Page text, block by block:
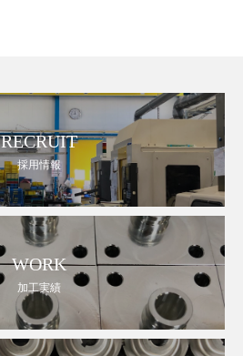
RECRUIT
採用情報
WORK
加工実績